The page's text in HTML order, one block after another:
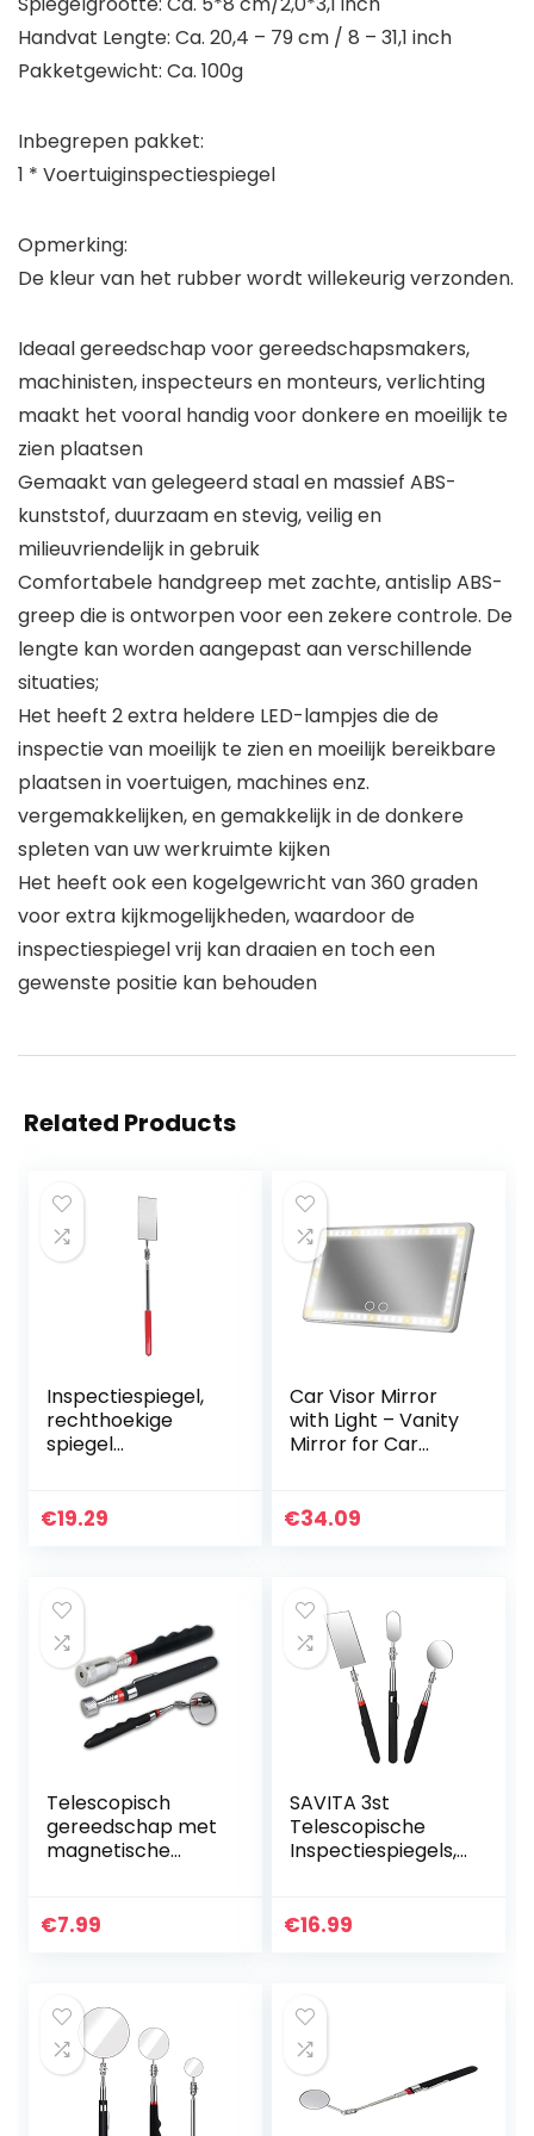
Handvat Lengte: Ca. 20,4 – 79 cm / 8 – 31,1 inch
Pakketgewicht: Ca. 100g
Inbegrepen pakket:
1 * Voertuiginspectiespiegel
Opmerking:
De kleur van het rubber wordt willekeurig verzonden.
Ideaal gereedschap voor gereedschapsmakers,
machinisten, inspecteurs en monteurs, verlichting
maakt het vooral handig voor donkere en moeilijk te
zien plaatsen
Gemaakt van gelegeerd staal en massief ABS-
kunststof, duurzaam en stevig, veilig en
milieuvriendelijk in gebruik
Comfortabele handgreep met zachte, antislip ABS-
greep die is ontworpen voor een zekere controle. De
lengte kan worden aangepast aan verschillende
situaties;
Het heeft 2 extra heldere LED-lampjes die de
inspectie van moeilijk te zien en moeilijk bereikbare
plaatsen in voertuigen, machines enz.
vergemakkelijken, en gemakkelijk in de donkere
spleten van uw werkruimte kijken
Het heeft ook een kogelgewricht van 360 graden
voor extra kijkmogelijkheden, waardoor de
inspectiespiegel vrij kan draaien en toch een
gewenste positie kan behouden
Related Products
Inspectiespiegel,
rechthoekige
spiegel
Roestvrijstalen
€19.29
Car Visor Mirror
with Light – Vanity
Mirror for Car
Lighted Cosmetic
€34.09
Telescopisch
gereedschap met
magnetische
magnetische lifter
€7.99
SAVITA 3st
Telescopische
Inspectiespiegels,
Set Observatietool
€16.99